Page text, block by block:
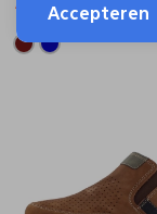
71,99 119,99
Accepteren